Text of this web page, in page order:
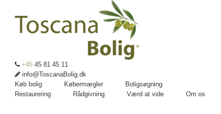
+45 45 81 45 11
info@ToscanaBolig.dk
Køb bolig
Købermægler
Boligsøgning
Restaurering
Rådgivning Værd at vide Om os